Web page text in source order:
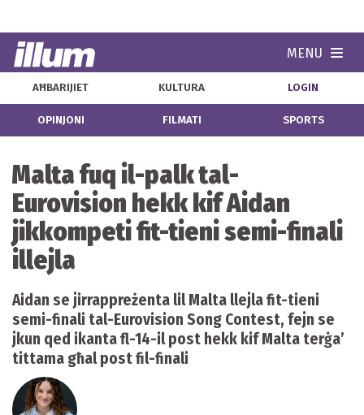
MENU
AĦBARIJIET KULTURA LOGIN
OPINJONI FILMATI SPORTS
Malta fuq il-palk tal-
Eurovision hekk kif Aidan
jikkompeti fit-tieni semi-finali
illejla
Aidan se jirrappreżenta lil Malta llejla fit-tieni
semi-finali tal-Eurovision Song Contest, fejn se
jkun qed ikanta fl-14-il post hekk kif Malta terġa’
tittama għal post fil-finali